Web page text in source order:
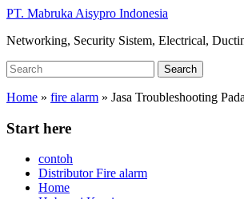
Skip
main
PT. Mabruka Aisypro Indonesia
Networking, Security Sistem, Electrical,
Search
for:
Search
Home » fire alarm » Jasa Troubleshooting
Start here
contoh
Distributor Fire alarm
Home